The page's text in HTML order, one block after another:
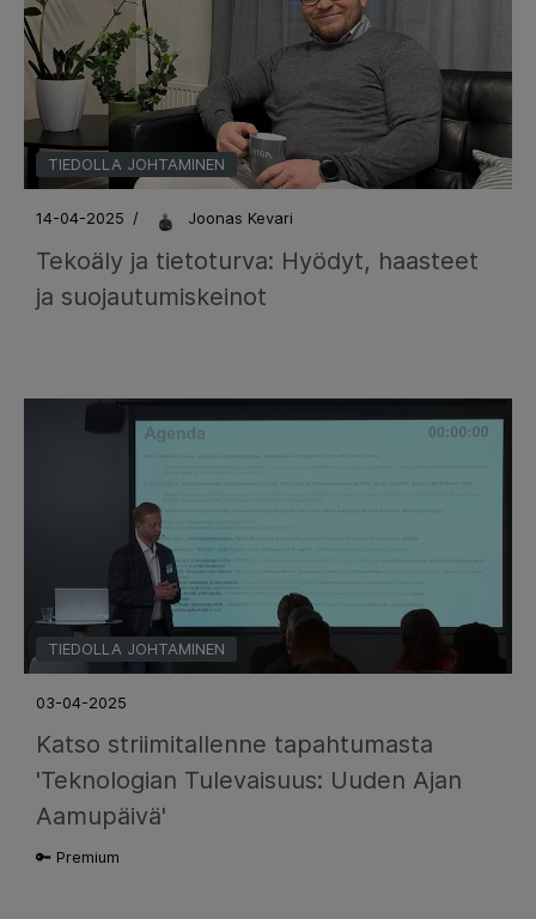
TIEDOLLA JOHTAMINEN
14-04-2025 / Joonas Kevari
Tekoäly ja tietoturva: Hyödyt, haasteet
ja suojautumiskeinot
TIEDOLLA JOHTAMINEN
03-04-2025
Katso striimitallenne tapahtumasta
'Teknologian Tulevaisuus: Uuden Ajan
Aamupäivä'
🔑 Premium